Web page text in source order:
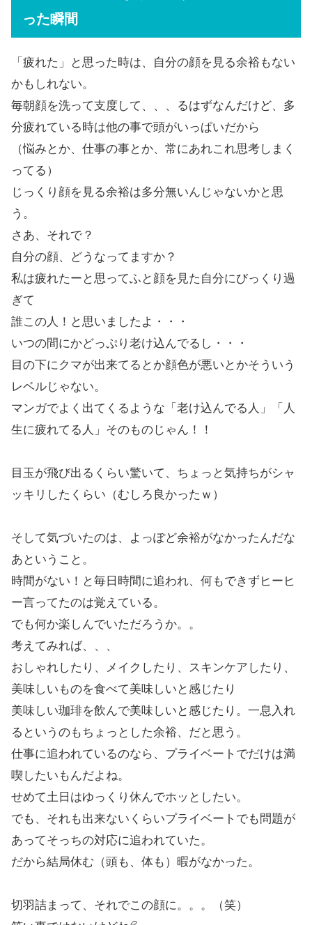
った瞬間
「疲れた」と思った時は、自分の顔を見る余裕もない
かもしれない。
毎朝顔を洗って支度して、、、るはずなんだけど、多
分疲れている時は他の事で頭がいっぱいだから
（悩みとか、仕事の事とか、常にあれこれ思考しまく
ってる）
じっくり顔を見る余裕は多分無いんじゃないかと思
う。
さあ、それで？
自分の顔、どうなってますか？
私は疲れたーと思ってふと顔を見た自分にびっくり過
ぎて
誰この人！と思いましたよ・・・
いつの間にかどっぷり老け込んでるし・・・
目の下にクマが出来てるとか顔色が悪いとかそういう
レベルじゃない。
マンガでよく出てくるような「老け込んでる人」「人
生に疲れてる人」そのものじゃん！！
目玉が飛び出るくらい驚いて、ちょっと気持ちがシャ
ッキリしたくらい（むしろ良かったｗ）
そして気づいたのは、よっぽど余裕がなかったんだな
あということ。
時間がない！と毎日時間に追われ、何もできずヒーヒ
ー言ってたのは覚えている。
でも何か楽しんでいただろうか。。
考えてみれば、、、
おしゃれしたり、メイクしたり、スキンケアしたり、
美味しいものを食べて美味しいと感じたり
美味しい珈琲を飲んで美味しいと感じたり。一息入れ
るというのもちょっとした余裕、だと思う。
仕事に追われているのなら、プライベートでだけは満
喫したいもんだよね。
せめて土日はゆっくり休んでホッとしたい。
でも、それも出来ないくらいプライベートでも問題が
あってそっちの対応に追われていた。
だから結局休む（頭も、体も）暇がなかった。
切羽詰まって、それでこの顔に。。。（笑）